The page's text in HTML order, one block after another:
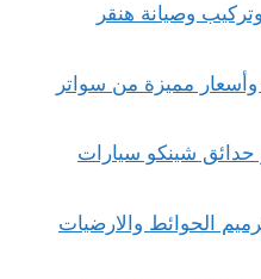
وصيانة هنقر
مميزة من سواتر
حدائق شينكو سيارات
الحوائط والارضيات